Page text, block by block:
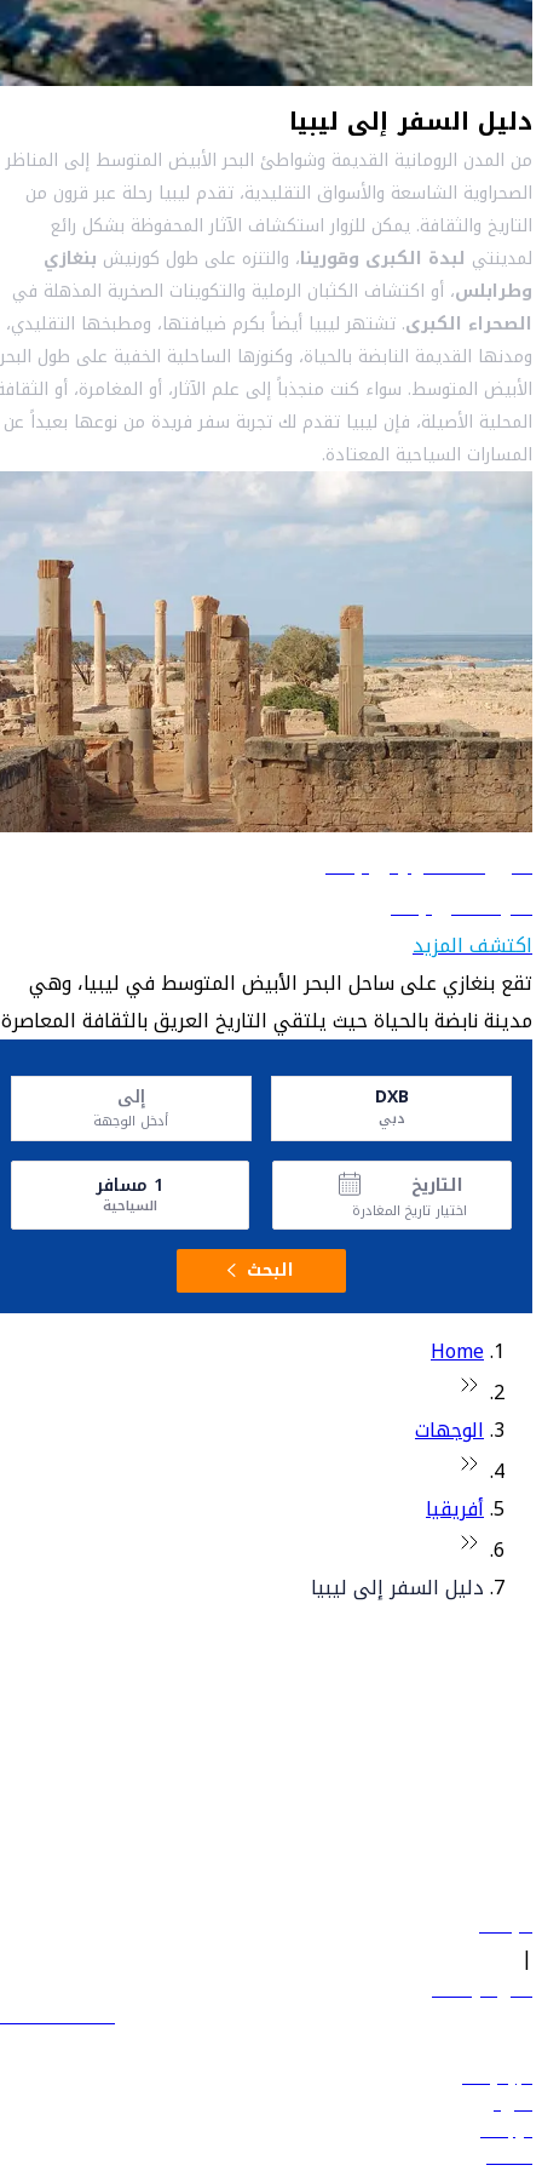
دليل السفر إلى ليبيا
من المدن الرومانية القديمة وشواطئ البحر الأبيض المتوسط ​​إلى المناظر
الصحراوية الشاسعة والأسواق التقليدية، تقدم ليبيا رحلة عبر قرون من
التاريخ والثقافة. يمكن للزوار استكشاف الآثار المحفوظة بشكل رائع
لمدينتي لبدة الكبرى وقورينا، والتنزه على طول كورنيش بنغازي
وطرابلس، أو اكتشاف الكثبان الرملية والتكوينات الصخرية المذهلة في
الصحراء الكبرى. تشتهر ليبيا أيضاً بكرم ضيافتها، ومطبخها التقليدي،
ومدنها القديمة النابضة بالحياة، وكنوزها الساحلية الخفية على طول البحر
الأبيض المتوسط. سواء كنت منجذباً إلى علم الآثار، أو المغامرة، أو
المحلية الأصيلة، فإن ليبيا تقدم لك تجربة سفر فريدة من نوعها بعيداً عن
المسارات السياحية المعتادة.
دليل السفر إلى بنغازي
تعرّف على بنغازي
اكتشف المزيد
تقع بنغازي على ساحل البحر الأبيض المتوسط ​​في ليبيا، وهي
مدينة نابضة بالحياة حيث يلتقي التاريخ العريق بالثقافة المعاصرة
DXB
دبي
إلى
أدخل الوجهة
التاريخ
اختيار تاريخ المغادرة
1 مسافر
السياحية
البحث
Home
الوجهات
أفريقيا
دليل السفر إلى ليبيا
سياساتنا
|
الشروط والأحكام
600 544 445
حجز الرحلات
العروض
الوجهات
الأمتعة